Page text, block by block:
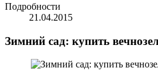
Подробности
21.04.2015
Зимний сад: купить